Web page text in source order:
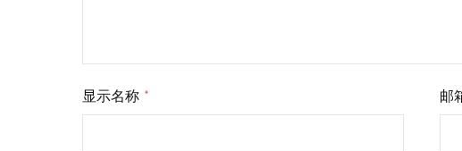
显示名称 * 邮